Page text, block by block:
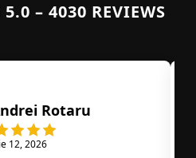
– 4030 REVIEWS
Rotaru
12, 2026